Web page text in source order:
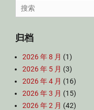
Search
for:
归档
2026 年 8 月 (1)
2026 年 5 月 (3)
2026 年 4 月 (16)
2026 年 3 月 (15)
2026 年 2 月 (42)